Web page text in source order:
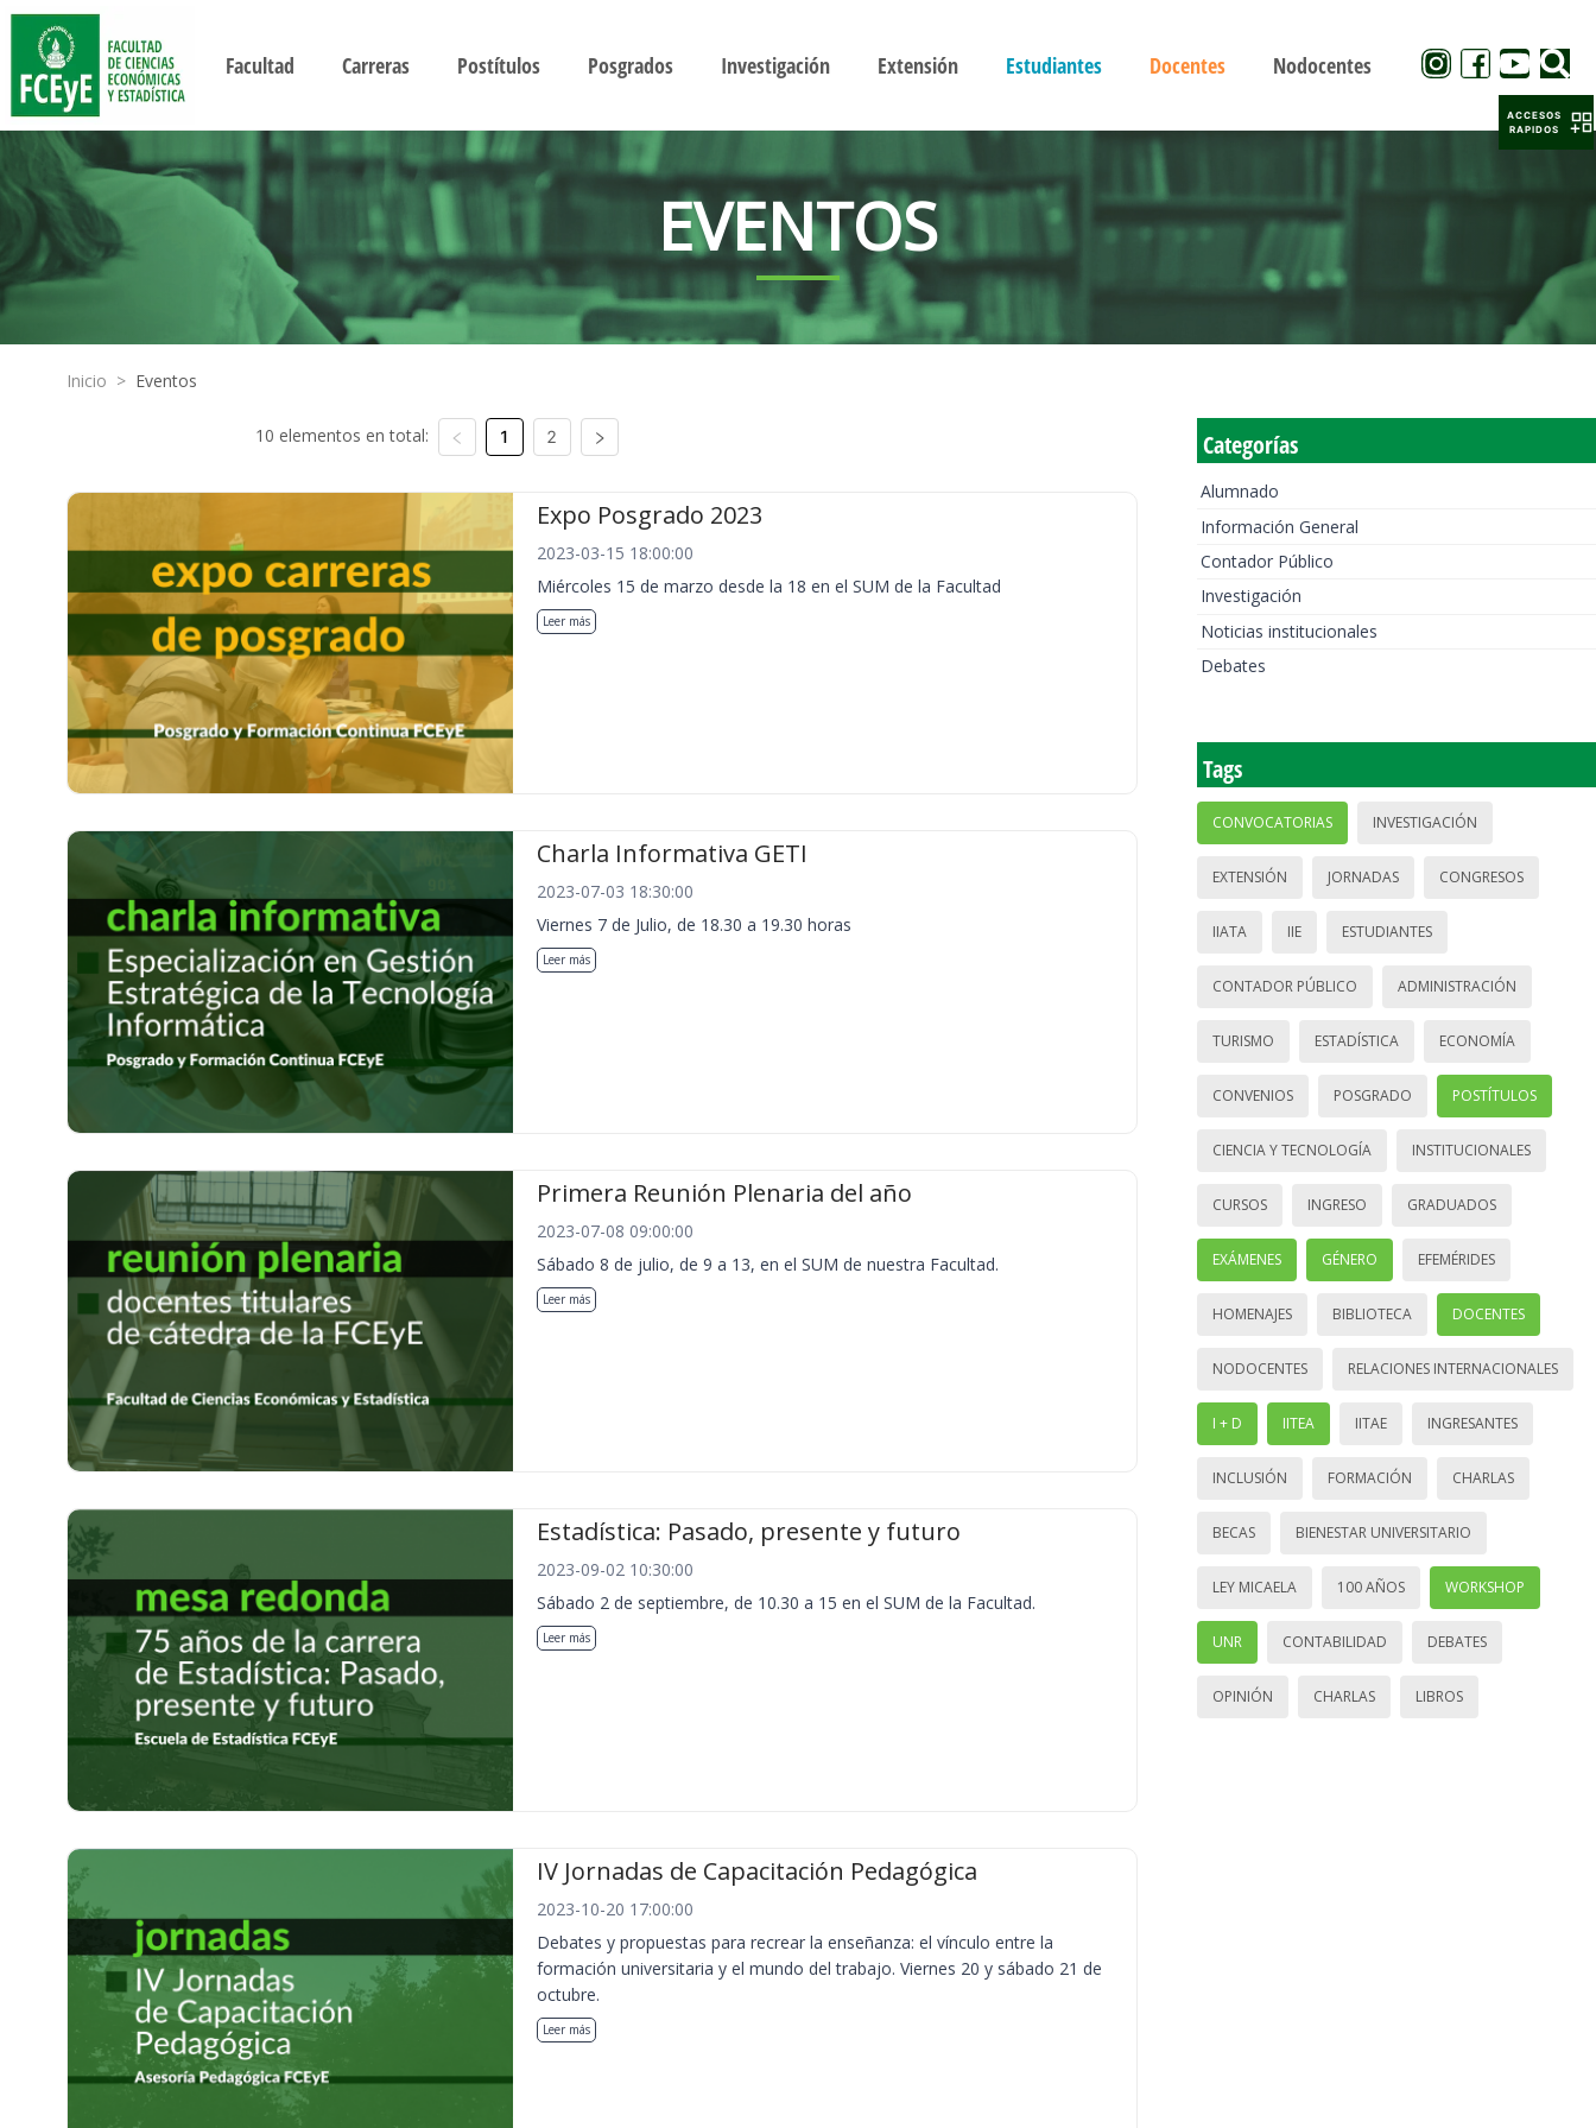
Facultad Carreras Postítulos Posgrados Investigación Extensión Estudiantes Docentes Nodocentes
EVENTOS
Inicio > Eventos
10 elementos en total: 1 2
Expo Posgrado 2023
2023-03-15 18:00:00
Miércoles 15 de marzo desde la 18 en el SUM de la Facultad
Leer más
Charla Informativa GETI
2023-07-03 18:30:00
Viernes 7 de Julio, de 18.30 a 19.30 horas
Leer más
Primera Reunión Plenaria del año
2023-07-08 09:00:00
Sábado 8 de julio, de 9 a 13, en el SUM de nuestra Facultad.
Leer más
Estadística: Pasado, presente y futuro
2023-09-02 10:30:00
Sábado 2 de septiembre, de 10.30 a 15 en el SUM de la Facultad.
Leer más
IV Jornadas de Capacitación Pedagógica
2023-10-20 17:00:00
Debates y propuestas para recrear la enseñanza: el vínculo entre la
formación universitaria y el mundo del trabajo. Viernes 20 y sábado 21 de
octubre.
Leer más
Categorías
Alumnado
Información General
Contador Público
Investigación
Noticias institucionales
Debates
Tags
CONVOCATORIAS INVESTIGACIÓN
EXTENSIÓN JORNADAS CONGRESOS
IIATA IIE ESTUDIANTES
CONTADOR PÚBLICO ADMINISTRACIÓN
TURISMO ESTADÍSTICA ECONOMÍA
CONVENIOS POSGRADO POSTÍTULOS
CIENCIA Y TECNOLOGÍA INSTITUCIONALES
CURSOS INGRESO GRADUADOS
EXÁMENES GÉNERO EFEMÉRIDES
HOMENAJES BIBLIOTECA DOCENTES
NODOCENTES RELACIONES INTERNACIONALES
I + D IITEA IITAE INGRESANTES
INCLUSIÓN FORMACIÓN CHARLAS
BECAS BIENESTAR UNIVERSITARIO
LEY MICAELA 100 AÑOS WORKSHOP
UNR CONTABILIDAD DEBATES
OPINIÓN CHARLAS LIBROS
ACCESOS
RAPIDOS